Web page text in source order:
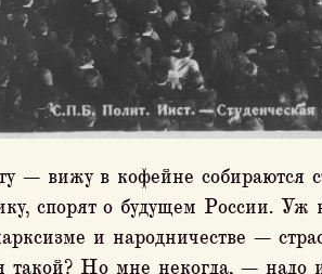
— вижу в кофейне собираются
спорят о будущем России.
и народничестве —
такой? Но мне некогда, — надо